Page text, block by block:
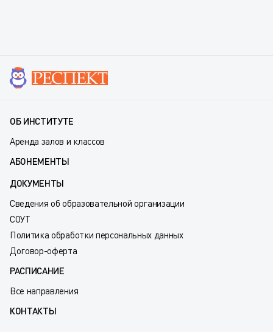
ОБ ИНСТИТУТЕ
Аренда залов и классов
АБОНЕМЕНТЫ
ДОКУМЕНТЫ
Сведения об образовательной организации
СОУТ
Политика обработки персональных данных
Договор-оферта
РАСПИСАНИЕ
Все направления
КОНТАКТЫ